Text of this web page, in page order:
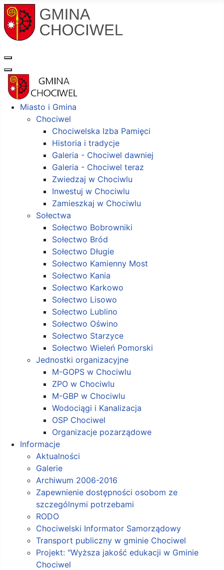
Miasto i Gmina
Chociwel
Chociwelska Izba Pamięci
Historia i tradycje
Galeria - Chociwel dawniej
Galeria - Chociwel teraz
Zwiedzaj w Chociwlu
Inwestuj w Chociwlu
Zamieszkaj w Chociwlu
Sołectwa
Sołectwo Bobrowniki
Sołectwo Bród
Sołectwo Długie
Sołectwo Kamienny Most
Sołectwo Kania
Sołectwo Karkowo
Sołectwo Lisowo
Sołectwo Lublino
Sołectwo Oświno
Sołectwo Starzyce
Sołectwo Wieleń Pomorski
Jednostki organizacyjne
M-GOPS w Chociwlu
ZPO w Chociwlu
M-GBP w Chociwlu
Wodociągi i Kanalizacja
OSP Chociwel
Organizacje pozarządowe
Informacje
Aktualności
Galerie
Archiwum 2006-2016
Zapewnienie dostępności osobom ze
szczególnymi potrzebami
RODO
Chociwelski Informator Samorządowy
Transport publiczny w gminie Chociwel
Projekt: "Wyższa jakość edukacji w Gminie
Chociwel